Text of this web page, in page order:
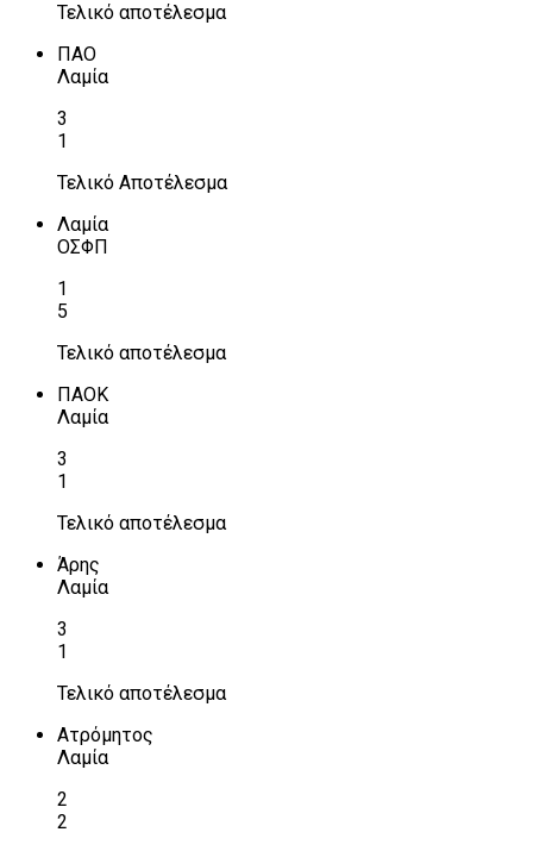
Τελικό αποτέλεσμα
ΠΑΟ
Λαμία
3
1
Τελικό Αποτέλεσμα
Λαμία
ΟΣΦΠ
1
5
Τελικό αποτέλεσμα
ΠΑΟΚ
Λαμία
3
1
Τελικό αποτέλεσμα
Άρης
Λαμία
3
1
Τελικό αποτέλεσμα
Ατρόμητος
Λαμία
2
2